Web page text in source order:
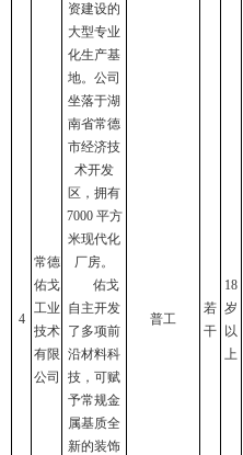
4
常德
佑戈
工业
技术
有限
公司
资建设的
大型专业
化生产基
地。公司
坐落于湖
南省常德
市经济技
术开发
区，拥有
7000 平方
米现代化
厂房。
佑戈
自主开发
了多项前
沿材料科
技，可赋
予常规金
属基质全
新的装饰
普工
若
干
18
岁
以
上